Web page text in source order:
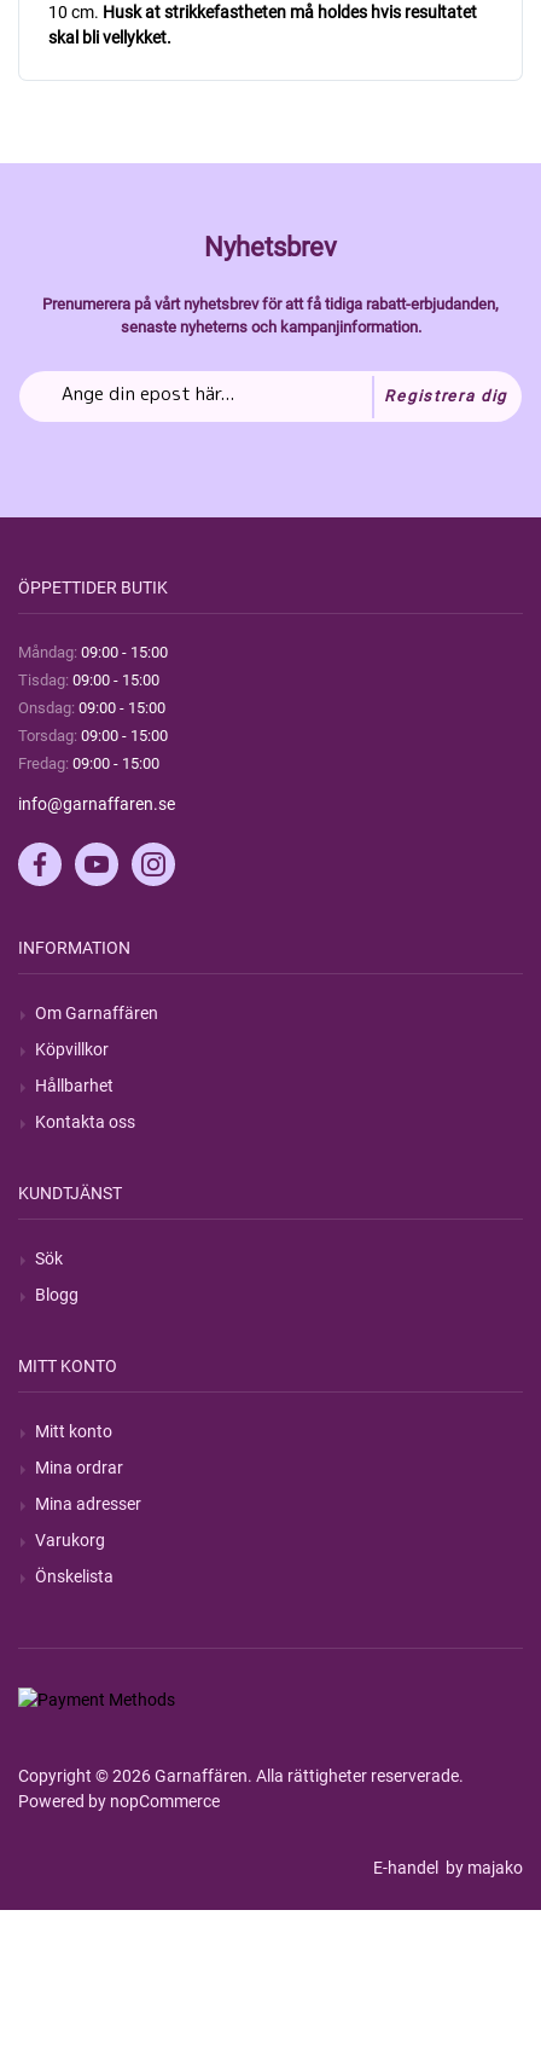
10 cm. Husk at strikkefastheten må holdes hvis resultatet
skal bli vellykket.
Nyhetsbrev
Prenumerera på vårt nyhetsbrev för att få tidiga rabatt-erbjudanden,
senaste nyheterns och kampanjinformation.
Registrera dig
ÖPPETTIDER BUTIK
Måndag: 09:00 - 15:00
Tisdag: 09:00 - 15:00
Onsdag: 09:00 - 15:00
Torsdag: 09:00 - 15:00
Fredag: 09:00 - 15:00
info@garnaffaren.se
INFORMATION
Om Garnaffären
Köpvillkor
Hållbarhet
Kontakta oss
KUNDTJÄNST
Sök
Blogg
MITT KONTO
Mitt konto
Mina ordrar
Mina adresser
Varukorg
Önskelista
Copyright © 2026 Garnaffären. Alla rättigheter reserverade.
Powered by nopCommerce
E-handel by majako